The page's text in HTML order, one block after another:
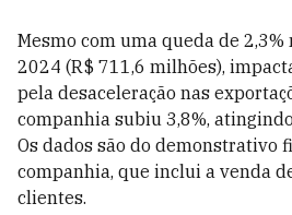
Mesmo com uma queda de
2024 (R$ 711,6 milhões),
pela desaceleração nas
companhia subiu 3,8%,
Os dados são do demonstrativo
companhia, que inclui a venda
clientes.